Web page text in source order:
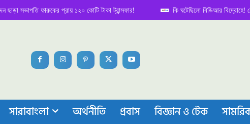
সভাপতি ফারুকের প্রায় ১২০ কোটি টাকা ট্রান্সফার! কি ঘটেছিলো বিডিআর বিদ্রোহে! নেপথ্য
সারাবাংলা অর্থনীতি প্রবাস বিজ্ঞান ও টেক